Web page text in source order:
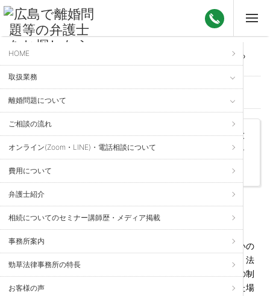
Kei Sow Law Firm
ホーム
> 不在者の財産管理を申し立てることができる
方は，失踪宣告の申し立てをすることができるのでしょうか？
法律のいろは
不在者の財産管理を申し立てることが
できる方は，失踪宣告の申し立てをす
ることができるのでしょうか？
2023年4月17日 更新
お金（債権）の回収問題、相続関連、財産管理
生死不明の方がいる場合に，その方の財産をどうすればいいの
か・その方へのお金の回収をどうするのかは難しい問題です。法
律上，暫定的な財産管理の制度として「不在者財産管理人」の制
度が存在します。また，法律上の一定のハードルもクリアした場
HOME
取扱業務
離婚問題について
ご相談の流れ
オンライン(Zoom・LINE)・電話相談について
費用について
弁護士紹介
相続についてのセミナー講師歴・メディア掲載
事務所案内
勁草法律事務所の特長
お客様の声